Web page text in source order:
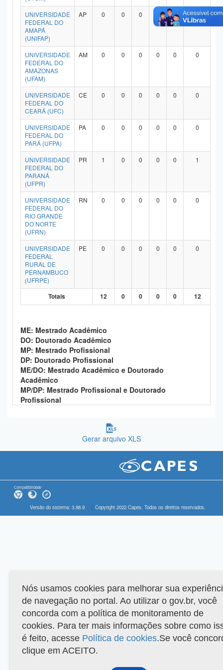
UNIVERSIDADE
FEDERAL DO
AMAPÁ
(UNIFAP)
AP 0 0 0 0 0
UNIVERSIDADE
FEDERAL DO
AMAZONAS
(UFAM)
AM 0 0 0 0 0 0
UNIVERSIDADE
FEDERAL DO
CEARÁ (UFC)
CE 0 0 0 0 0 0
UNIVERSIDADE
FEDERAL DO
PARÁ (UFPA)
PA 0 0 0 0 0 0
UNIVERSIDADE
FEDERAL DO
PARANÁ
(UFPR)
PR 1 0 0 0 0 1
UNIVERSIDADE
FEDERAL DO
RIO GRANDE
DO NORTE
(UFRN)
RN 0 0 0 0 0 0
UNIVERSIDADE
FEDERAL
RURAL DE
PERNAMBUCO
(UFRPE)
PE 0 0 0 0 0 0
Totais 12 0 0 0 0 12
ME: Mestrado Acadêmico
DO: Doutorado Acadêmico
MP: Mestrado Profissional
DP: Doutorado Profissional
ME/DO: Mestrado Acadêmico e Doutorado
Acadêmico
MP/DP: Mestrado Profissional e Doutorado
Profissional
Gerar arquivo XLS
Compatibilidade
Versão do sistema: 3.88.9 Copyright 2022 Capes. Todos os direitos reservados.
Nós usamos cookies para melhorar sua
de navegação no portal. Ao utilizar o gov.br, você
concorda com a política de monitoramento de
cookies. Para ter mais informações sobre como
é feito, acesse Política de cookies.Se você
clique em ACEITO.